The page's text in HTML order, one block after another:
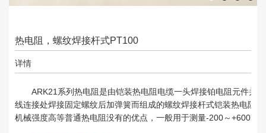
热电阻，螺纹焊接杆式PT100
详情
ARK21系列热电阻是由铠装热电阻电缆一头焊接铂电阻元件并
线连接处焊接固定螺纹后加弹簧而组成的螺纹焊接杆式铠装热电阻
机械强度高等普通热电阻没有的优点，一般用于测量-200～+600℃